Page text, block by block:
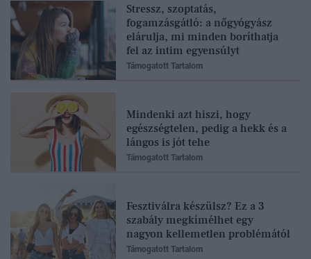
Stressz, szoptatás,
fogamzásgátló: a nőgyógyász
elárulja, mi minden boríthatja
fel az intim egyensúlyt
Támogatott Tartalom
Mindenki azt hiszi, hogy
egészségtelen, pedig a hekk és a
lángos is jót tehe
Támogatott Tartalom
Fesztiválra készülsz? Ez a 3
szabály megkímélhet egy
nagyon kellemetlen problémától
Támogatott Tartalom